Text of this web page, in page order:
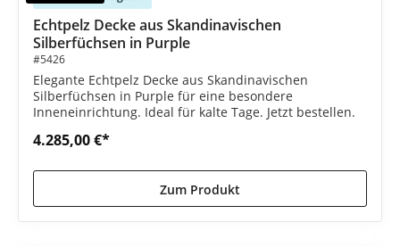
Echtpelz Decke aus Skandinavischen
Silberfüchsen in Purple
#5426
Elegante Echtpelz Decke aus Skandinavischen
Silberfüchsen in Purple für eine besondere
Inneneinrichtung. Ideal für kalte Tage. Jetzt bestellen.
4.285,00 €*
Zum Produkt